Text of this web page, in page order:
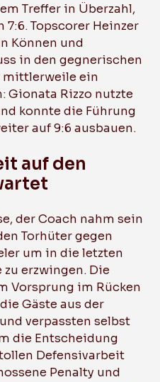
Treffer in Überzahl,
Topscorer Heinzer
Können und
in den gegnerischen
mittlerweile ein
Gionata Rizzo nutzte
konnte die Führung
auf 9:6 ausbauen.
auf den
der Coach nahm sein
Torhüter gegen
um in die letzten
erzwingen. Die
Vorsprung im Rücken
Gäste aus der
verpassten selbst
die Entscheidung
Defensivarbeit
Penalty und